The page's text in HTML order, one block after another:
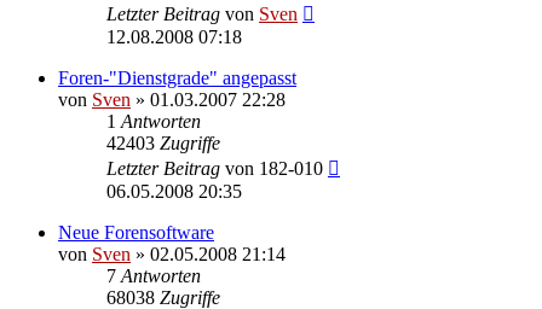
Letzter Beitrag von Sven
12.08.2008 07:18
Foren-"Dienstgrade" angepasst
von Sven » 01.03.2007 22:28
1 Antworten
42403 Zugriffe
Letzter Beitrag von 182-010
06.05.2008 20:35
Neue Forensoftware
von Sven » 02.05.2008 21:14
7 Antworten
68038 Zugriffe